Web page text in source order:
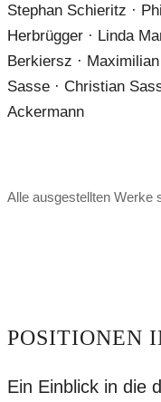
Stephan Schieritz ·
Herbrügger · Linda
Berkiersz ·
Sasse · Christian
Ackermann
Alle ausgestellten Werke
POSITIONEN
Ein Einblick in die